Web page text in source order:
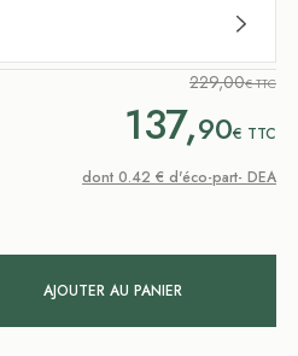
229,00€ TTC
137,90€ TTC
dont 0.42 € d'éco-part- DEA
AJOUTER AU PANIER